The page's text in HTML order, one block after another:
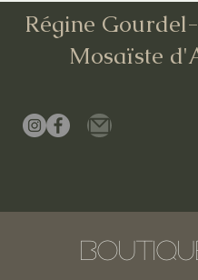
Régine
Mosaïste d